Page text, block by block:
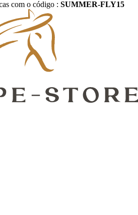
com o código : SUMMER-FLY15